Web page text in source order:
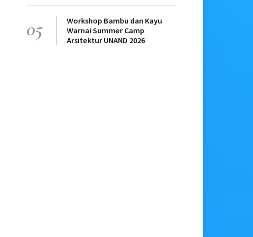
05
Workshop Bambu dan Kayu
Warnai Summer Camp
Arsitektur UNAND 2026